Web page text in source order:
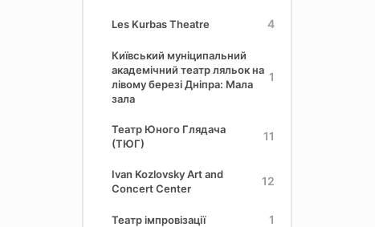
Les Kurbas Theatre 4
Київський муніципальний
академічний театр ляльок на
лівому березі Дніпра: Мала
зала
1
Театр Юного Глядача
(ТЮГ)
11
Ivan Kozlovsky Art and
Concert Center
12
Театр імпровізації 1